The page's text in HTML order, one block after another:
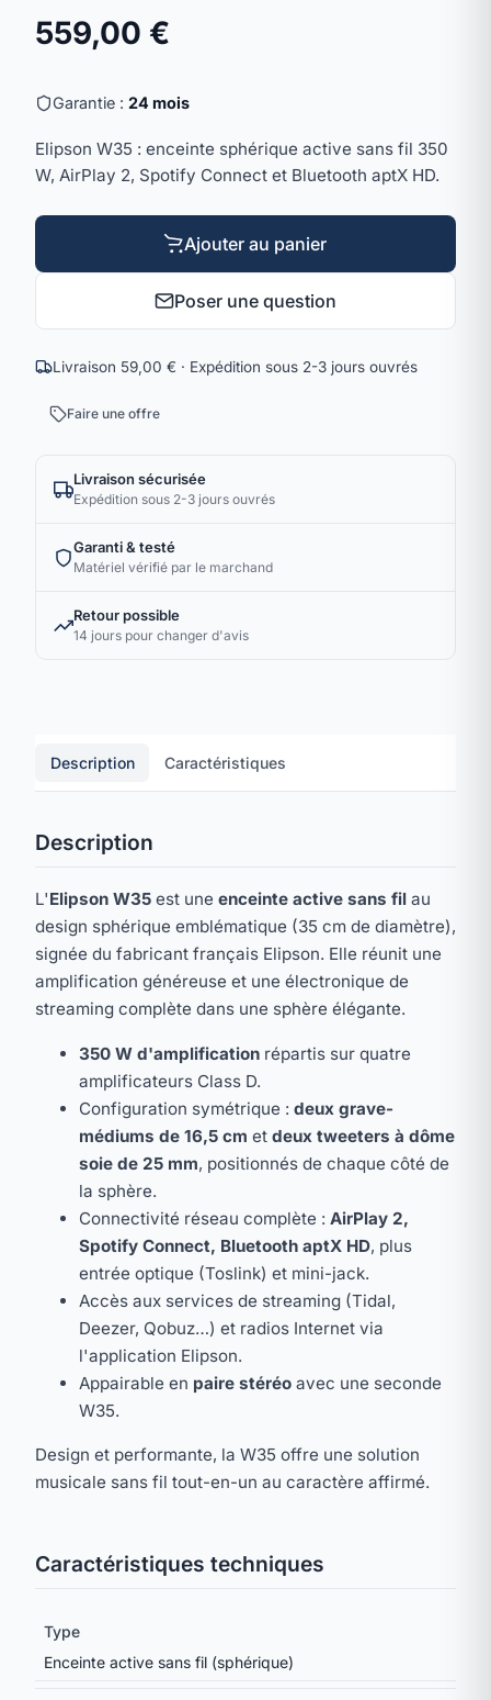
559,00 €
Garantie : 24 mois
Elipson W35 : enceinte sphérique active sans fil 350
W, AirPlay 2, Spotify Connect et Bluetooth aptX HD.
Ajouter au panier
Poser une question
Livraison 59,00 € · Expédition sous 2-3 jours ouvrés
Faire une offre
Livraison sécurisée
Expédition sous 2-3 jours ouvrés
Garanti & testé
Matériel vérifié par le marchand
Retour possible
14 jours pour changer d'avis
Description Caractéristiques
Description
L'Elipson W35 est une enceinte active sans fil au
design sphérique emblématique (35 cm de diamètre),
signée du fabricant français Elipson. Elle réunit une
amplification généreuse et une électronique de
streaming complète dans une sphère élégante.
350 W d'amplification répartis sur quatre
amplificateurs Class D.
Configuration symétrique : deux grave-
médiums de 16,5 cm et deux tweeters à dôme
soie de 25 mm, positionnés de chaque côté de
la sphère.
Connectivité réseau complète : AirPlay 2,
Spotify Connect, Bluetooth aptX HD, plus
entrée optique (Toslink) et mini-jack.
Accès aux services de streaming (Tidal,
Deezer, Qobuz…) et radios Internet via
l'application Elipson.
Appairable en paire stéréo avec une seconde
W35.
Design et performante, la W35 offre une solution
musicale sans fil tout-en-un au caractère affirmé.
Caractéristiques techniques
Type
Enceinte active sans fil (sphérique)